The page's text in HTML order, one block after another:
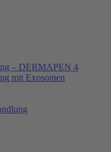
– DERMAPEN 4
mit Exosomen